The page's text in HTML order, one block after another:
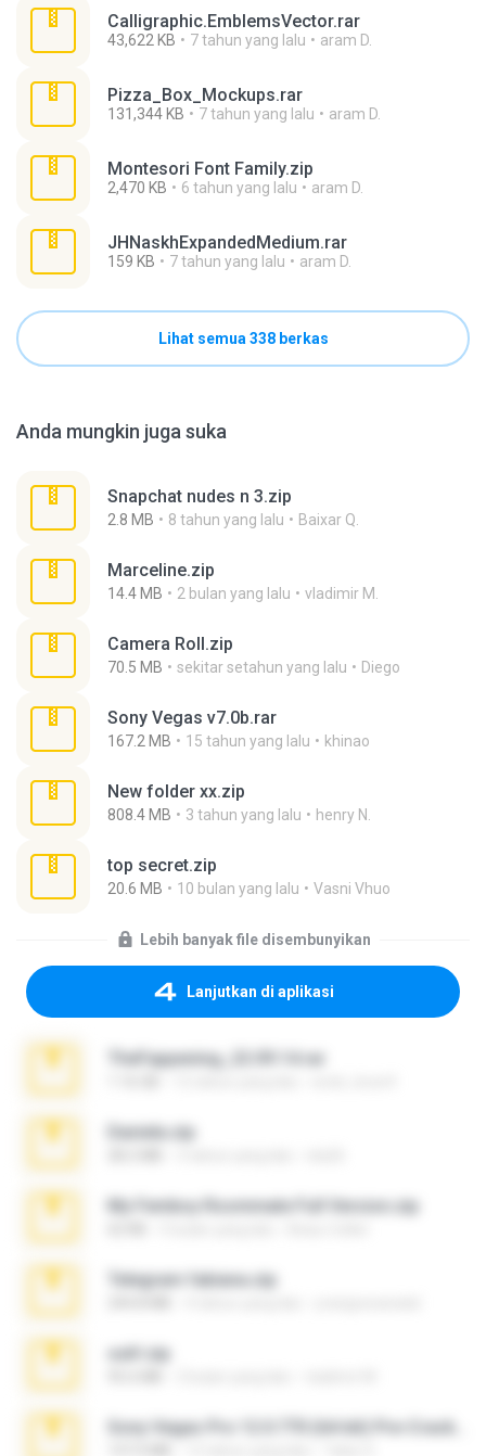
Calligraphic.EmblemsVector.rar
43,622 KB 7 tahun yang lalu aram D.
Pizza_Box_Mockups.rar
131,344 KB 7 tahun yang lalu aram D.
Montesori Font Family.zip
2,470 KB 6 tahun yang lalu aram D.
JHNaskhExpandedMedium.rar
159 KB 7 tahun yang lalu aram D.
Lihat semua 338 berkas
Anda mungkin juga suka
Snapchat nudes n 3.zip
2.8 MB 8 tahun yang lalu Baixar Q.
Marceline.zip
14.4 MB 2 bulan yang lalu vladimir M.
Camera Roll.zip
70.5 MB sekitar setahun yang lalu Diego
Sony Vegas v7.0b.rar
167.2 MB 15 tahun yang lalu khinao
New folder xx.zip
808.4 MB 3 tahun yang lalu henry N.
top secret.zip
20.6 MB 10 bulan yang lalu Vasni Vhuo
Lebih banyak file disembunyikan
Lanjutkan di aplikasi
TheFappening_22.09.14.rar
Daniela.zip
My Femboy Roommate Full Version.zip
Telegram fabiana.zip
ouh!.zip